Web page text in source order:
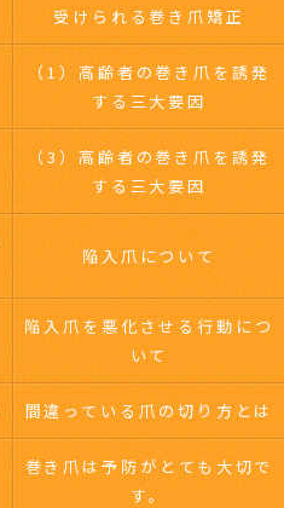
受けられる巻き爪矯正
（1）高齢者の巻き爪を誘発
する三大要因
（3）高齢者の巻き爪を誘発
する三大要因
陥入爪について
陥入爪を悪化させる行動につ
いて
間違っている爪の切り方とは
巻き爪は予防がとても大切で
す。